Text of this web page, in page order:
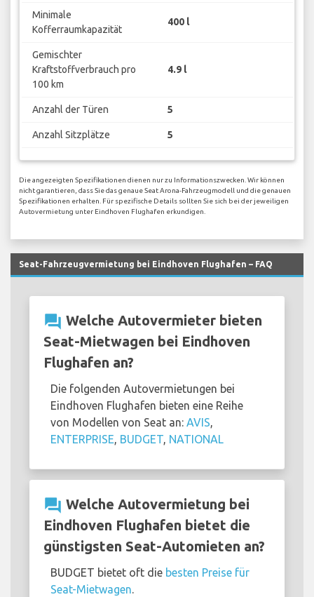
Minimale
Kofferraumkapazität
400 l
Gemischter
Kraftstoffverbrauch pro
100 km
4.9 l
Anzahl der Türen 5
Anzahl Sitzplätze 5
Die angezeigten Spezifikationen dienen nur zu Informationszwecken. Wir können
nicht garantieren, dass Sie das genaue Seat Arona-Fahrzeugmodell und die genauen
Spezifikationen erhalten. Für spezifische Details sollten Sie sich bei der jeweiligen
Autovermietung unter Eindhoven Flughafen erkundigen.
Seat-Fahrzeugvermietung bei Eindhoven Flughafen – FAQ
question_answer Welche Autovermieter bieten
Seat-Mietwagen bei Eindhoven
Flughafen an?
Die folgenden Autovermietungen bei
Eindhoven Flughafen bieten eine Reihe
von Modellen von Seat an: AVIS,
ENTERPRISE, BUDGET, NATIONAL
question_answer Welche Autovermietung bei
Eindhoven Flughafen bietet die
günstigsten Seat-Automieten an?
BUDGET bietet oft die besten Preise für
Seat-Mietwagen.